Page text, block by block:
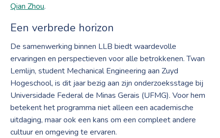
Qian Zhou.
Een verbrede horizon
De samenwerking binnen LLB biedt waardevolle
ervaringen en perspectieven voor alle betrokkenen. Twan
Lemlijn, student Mechanical Engineering aan Zuyd
Hogeschool, is dit jaar bezig aan zijn onderzoeksstage bij
Universidade Federal de Minas Gerais (UFMG). Voor hem
betekent het programma niet alleen een academische
uitdaging, maar ook een kans om een compleet andere
cultuur en omgeving te ervaren.